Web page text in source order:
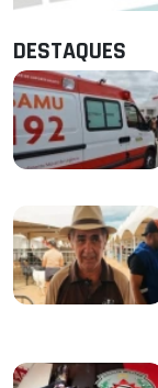
DESTAQUES